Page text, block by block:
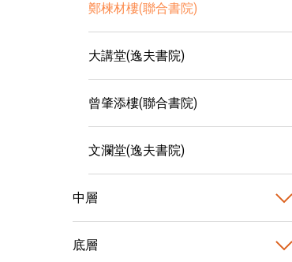
鄭楝材樓(聯合書院)
大講堂(逸夫書院)
曾肇添樓(聯合書院)
文瀾堂(逸夫書院)
中層
底層